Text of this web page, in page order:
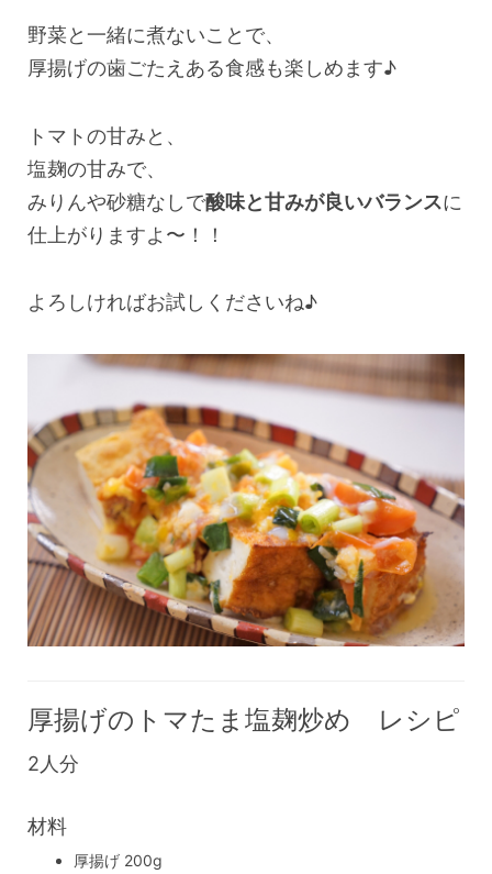
野菜と一緒に煮ないことで、
厚揚げの歯ごたえある食感も楽しめます♪
トマトの甘みと、
塩麹の甘みで、
みりんや砂糖なしで酸味と甘みが良いバランスに
仕上がりますよ〜！！
よろしければお試しくださいね♪
厚揚げのトマたま塩麹炒め レシピ
2人分
材料
厚揚げ 200g